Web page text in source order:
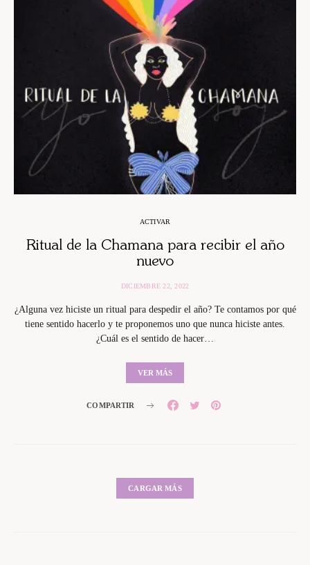
ACTIVAR
Ritual de la Chamana para recibir el año
nuevo
DICIEMBRE 22, 2022
¿Alguna vez hiciste un ritual para despedir el año? Te contamos por qué
tiene sentido hacerlo y te proponemos uno que nunca hiciste antes.
¿Cuál es el sentido de hacer…
VER MÁS
COMPARTIR
CARGAR MÁS